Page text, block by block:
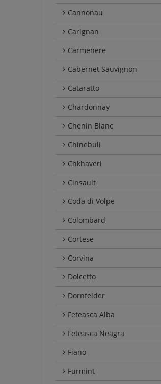
Cannonau
Carignan
Carmenere
Cabernet Sauvignon
Cataratto
Chardonnay
Chenin Blanc
Chinebuli
Chkhaveri
Cinsault
Coda di Volpe
Colombard
Cortese
Corvina
Dolcetto
Dornfelder
Feteasca Alba
Feteasca Neagra
Fiano
Furmint